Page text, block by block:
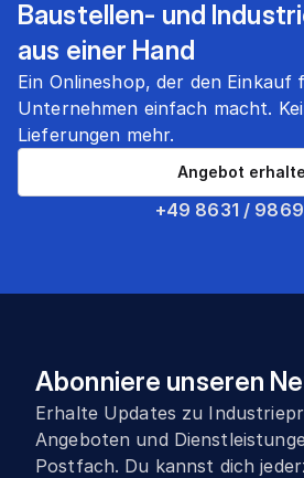
Baustellen- und
aus einer Hand
Ein Onlineshop, der den Einkauf
Unternehmen einfach macht.
Lieferungen mehr.
+49 8631 /
Angebot
Abonniere unseren
Erhalte Updates zu
Angeboten und
Postfach. Du kannst dich